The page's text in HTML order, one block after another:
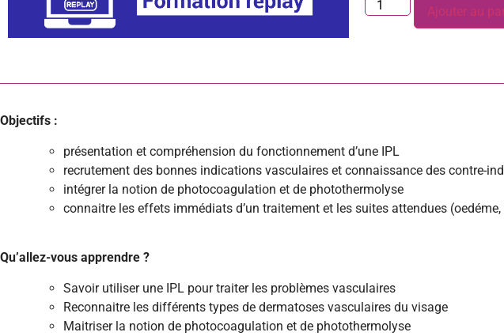
Ajouter au
Objectifs :
présentation et compréhension du fonctionnement d’une IPL
recrutement des bonnes indications vasculaires et connaissance des contre-
intégrer la notion de photocoagulation et de photothermolyse
connaitre les effets immédiats d’un traitement et les suites attendues
Qu’allez-vous apprendre ?
Savoir utiliser une IPL pour traiter les problèmes vasculaires
Reconnaitre les différents types de dermatoses vasculaires du visage
Maitriser la notion de photocoagulation et de photothermolyse